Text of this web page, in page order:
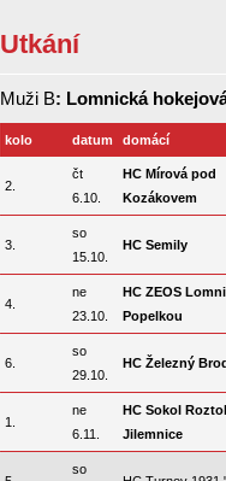
Utkání
Muži B: Lomnická
kolo datum domácí
2.
čt
6.10.
HC Mírová pod
Kozákovem
3.
so
15.10.
HC Semily
4.
ne
23.10.
HC ZEOS
Popelkou
6.
so
29.10.
HC Železný
1.
ne
6.11.
HC Sokol
Jilemnice
so